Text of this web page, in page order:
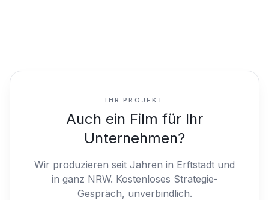
IHR PROJEKT
Auch ein Film für Ihr
Unternehmen?
Wir produzieren seit Jahren in Erftstadt und
in ganz NRW. Kostenloses Strategie-
Gespräch, unverbindlich.